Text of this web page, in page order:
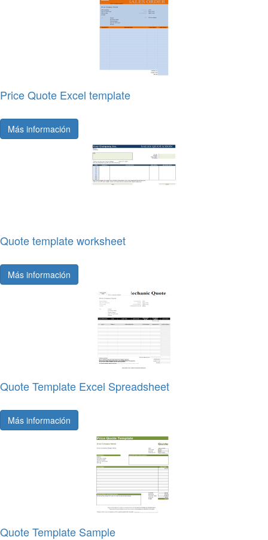
Price Quote Excel template
Más información
Quote template worksheet
Más información
Quote Template Excel Spreadsheet
Más información
Quote Template Sample